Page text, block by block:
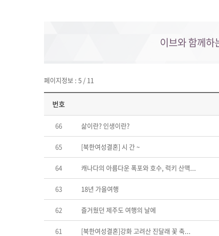
이브와 함께하
페이지정보 : 5 / 11
번호
66 삶이란? 인생이란?
65 [북한여성결혼] 시 간 ~
64 캐나다의 아름다운 폭포와 호수, 럭키 산맥...
63 18년 가을여행
62 즐거웠던 제주도 여행의 날에
61 [북한여성결혼]강화 고려산 진달래 꽃 축...